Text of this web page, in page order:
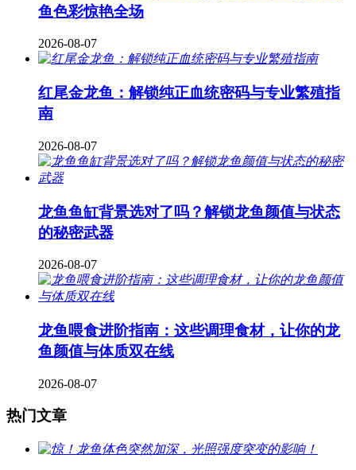
鱼色彩惊艳全场
2026-08-07
红尾金龙鱼：解锁纯正血统密码与专业繁殖指
南
2026-08-07
龙鱼鱼缸背景选对了吗？解锁龙鱼颜值与状态
的秘密武器
2026-08-07
龙鱼喂食进阶指南：这些调理食材，让你的龙
鱼颜值与体质双在线
2026-08-07
热门文章